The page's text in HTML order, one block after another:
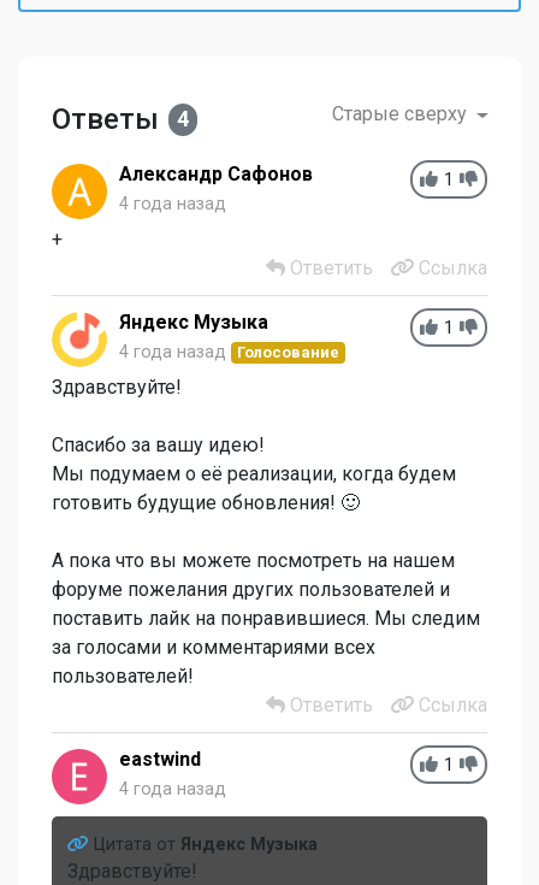
Ответы 4 Старые сверху
1
Александр Сафонов
4 года назад
+
Ответить
Ссылка
1
Яндекс Музыка
4 года назад Голосование
Здравствуйте!
Спасибо за вашу идею!
Мы подумаем о её реализации, когда будем
готовить будущие обновления! 🙂
А пока что вы можете посмотреть на нашем
форуме пожелания других пользователей и
поставить лайк на понравившиеся. Мы следим
за голосами и комментариями всех
пользователей!
Ответить
Ссылка
1
eastwind
4 года назад
Цитата от Яндекс Музыка
Здравствуйте!